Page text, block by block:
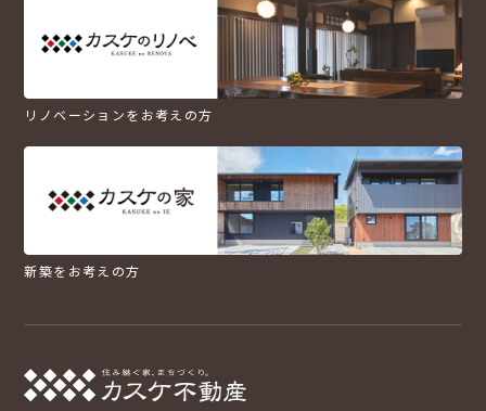
リノベーションをお考えの方
新築をお考えの方